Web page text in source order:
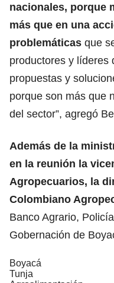
nacionales, porque
más que en una
problemáticas que
productores y líderes
propuestas y
porque son más que
del sector”, agregó
Además de la
en la reunión la
Agropecuarios, la
Colombiano
Banco Agrario,
Gobernación de
Boyacá
Tunja